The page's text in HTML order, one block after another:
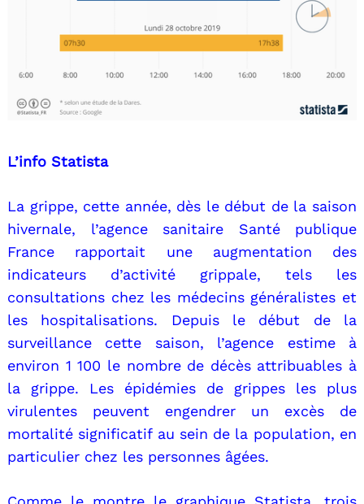
L’info Statista
La grippe, cette année, dès le début de la saison
hivernale, l’agence sanitaire Santé publique
France rapportait une augmentation des
indicateurs d’activité grippale, tels les
consultations chez les médecins généralistes et
les hospitalisations. Depuis le début de la
surveillance cette saison, l’agence estime à
environ 1 100 le nombre de décès attribuables à
la grippe. Les épidémies de grippes les plus
virulentes peuvent engendrer un excès de
mortalité significatif au sein de la population, en
particulier chez les personnes âgées.